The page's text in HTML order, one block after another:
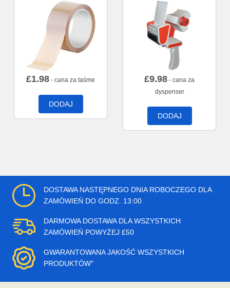
£1.98 - cana za taśme
DODAJ
£9.98 - cana za
dyspenser
DODAJ
DOSTAWA NASTĘPNEGO DNIA ROBOCZEGO DLA
ZAMÓWIEŃ DO GODZ. 13:00
DARMOWA DOSTAWA DLA WSZYSTKICH
ZAMÓWIEŃ POWYŻEJ £50
GWARANTOWANA JAKOŚĆ WSZYSTKICH
PRODUKTÓW"